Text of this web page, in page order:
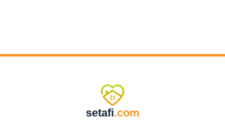
setafi.com